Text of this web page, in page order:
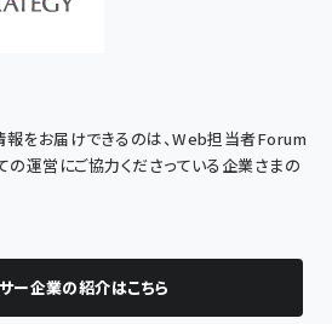
をお届けできるのは、Web担当者Forum
の運営にご協力くださっている企業さまの
ー企業の紹介はこちら